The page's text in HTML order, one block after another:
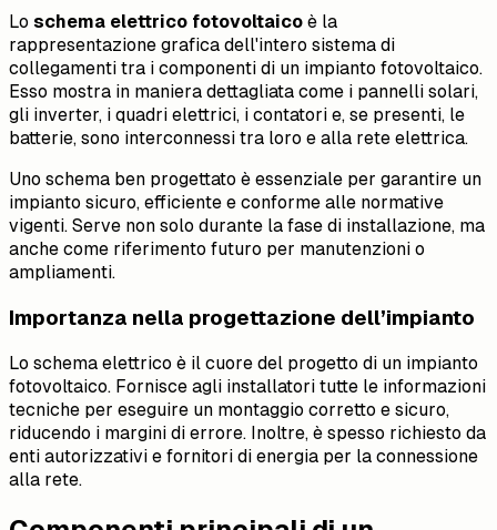
Lo schema elettrico fotovoltaico è la
rappresentazione grafica dell'intero sistema di
collegamenti tra i componenti di un impianto fotovoltaico.
Esso mostra in maniera dettagliata come i pannelli solari,
gli inverter, i quadri elettrici, i contatori e, se presenti, le
batterie, sono interconnessi tra loro e alla rete elettrica.
Uno schema ben progettato è essenziale per garantire un
impianto sicuro, efficiente e conforme alle normative
vigenti. Serve non solo durante la fase di installazione, ma
anche come riferimento futuro per manutenzioni o
ampliamenti.
Importanza nella progettazione dell’impianto
Lo schema elettrico è il cuore del progetto di un impianto
fotovoltaico. Fornisce agli installatori tutte le informazioni
tecniche per eseguire un montaggio corretto e sicuro,
riducendo i margini di errore. Inoltre, è spesso richiesto da
enti autorizzativi e fornitori di energia per la connessione
alla rete.